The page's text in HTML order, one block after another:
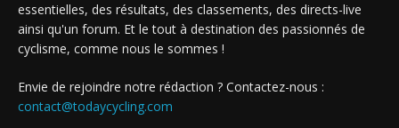
essentielles, des résultats, des classements, des directs-live
ainsi qu'un forum. Et le tout à destination des passionnés de
cyclisme, comme nous le sommes !
Envie de rejoindre notre rédaction ? Contactez-nous :
contact@todaycycling.com